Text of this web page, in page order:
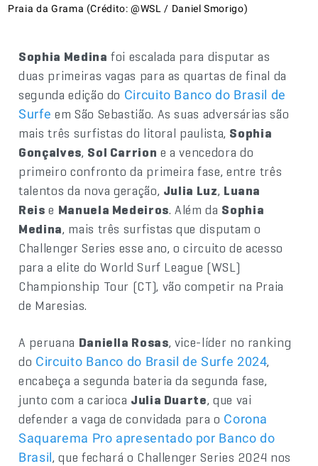
Praia da Grama (Crédito: @WSL / Daniel Smorigo)
Sophia Medina foi escalada para disputar as
duas primeiras vagas para as quartas de final da
segunda edição do Circuito Banco do Brasil de
Surfe em São Sebastião. As suas adversárias são
mais três surfistas do litoral paulista, Sophia
Gonçalves, Sol Carrion e a vencedora do
primeiro confronto da primeira fase, entre três
talentos da nova geração, Julia Luz, Luana
Reis e Manuela Medeiros. Além da Sophia
Medina, mais três surfistas que disputam o
Challenger Series esse ano, o circuito de acesso
para a elite do World Surf League (WSL)
Championship Tour (CT), vão competir na Praia
de Maresias.
A peruana Daniella Rosas, vice-líder no ranking
do Circuito Banco do Brasil de Surfe 2024,
encabeça a segunda bateria da segunda fase,
junto com a carioca Julia Duarte, que vai
defender a vaga de convidada para o Corona
Saquarema Pro apresentado por Banco do
Brasil, que fechará o Challenger Series 2024 nos